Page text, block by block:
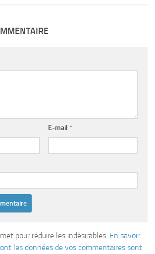
E-mail *
pour réduire les indésirables. En savoir
les données de vos commentaires sont